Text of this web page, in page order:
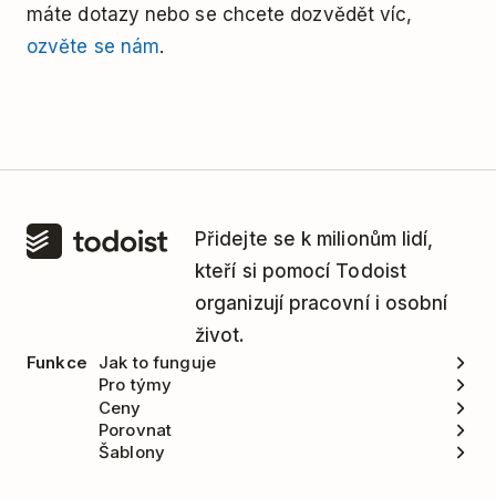
máte dotazy nebo se chcete dozvědět víc,
ozvěte se nám.
Přidejte se k milionům lidí,
kteří si pomocí Todoist
organizují pracovní i osobní
život.
Funkce
Jak to funguje
Pro týmy
Ceny
Porovnat
Šablony